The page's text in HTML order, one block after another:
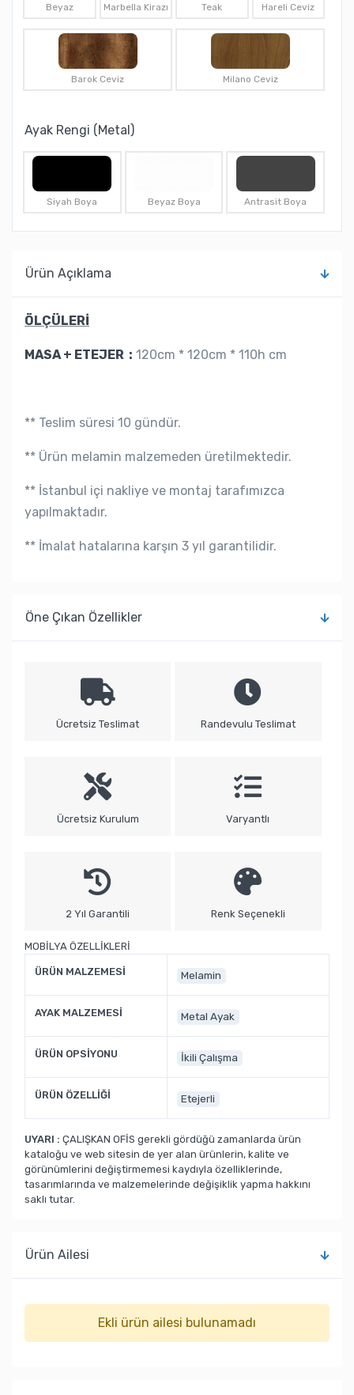
Beyaz Marbella Kirazı Teak Hareli Ceviz
Barok Ceviz Milano Ceviz
Ayak Rengi (Metal)
Siyah Boya Beyaz Boya Antrasit Boya
Ürün Açıklama
ÖLÇÜLERİ
MASA + ETEJER : 120cm * 120cm * 110h cm
** Teslim süresi 10 gündür.
** Ürün melamin malzemeden üretilmektedir.
** İstanbul içi nakliye ve montaj tarafımızca
yapılmaktadır.
** İmalat hatalarına karşın 3 yıl garantilidir.
Öne Çıkan Özellikler
Ücretsiz Teslimat Randevulu Teslimat
Ücretsiz Kurulum Varyantlı
2 Yıl Garantili Renk Seçenekli
MOBİLYA ÖZELLİKLERİ
ÜRÜN MALZEMESİ Melamin
AYAK MALZEMESİ Metal Ayak
ÜRÜN OPSİYONU İkili Çalışma
ÜRÜN ÖZELLİĞİ Etejerli
UYARI : ÇALIŞKAN OFİS gerekli gördüğü zamanlarda ürün
kataloğu ve web sitesin de yer alan ürünlerin, kalite ve
görünümlerini değiştirmemesi kaydıyla özelliklerinde,
tasarımlarında ve malzemelerinde değişiklik yapma hakkını
saklı tutar.
Ürün Ailesi
Ekli ürün ailesi bulunamadı